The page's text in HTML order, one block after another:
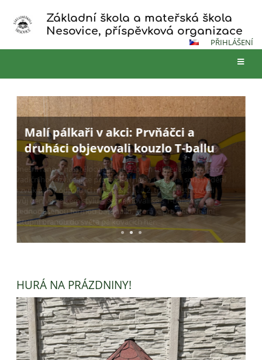
Základní škola a mateřská škola
Nesovice, příspěvková organizace
PŘIHLÁŠENÍ
Hlavní
stránka
Malí pálkaři v akci: Prvňáčci a
druháci objevovali kouzlo T-ballu
Dnešní ráno v naší tělocvičně nebylo jen tak ledajaké. Místo
tradičního rozvičení se prostorem neslo nadšení, soustředění
a zvuk pálky odpalující míček. Žáci 1. a 2. třídy odstartovali
svůj den ve velkém stylu – seznamovali se s T-ballem,
zjednodušenou formou baseballu, která je pro děti ideální
vstupní branou do světa pálkovacích her.
HURÁ NA PRÁZDNINY!